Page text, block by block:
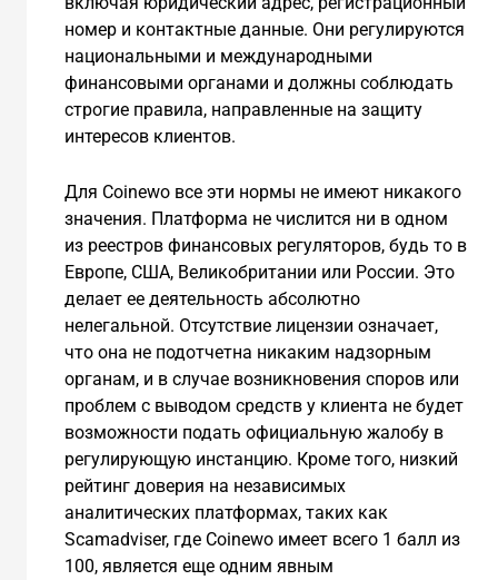
номер и контактные данные. Они регулируются
национальными и международными
финансовыми органами и должны соблюдать
строгие правила, направленные на защиту
интересов клиентов.
Для Coinewo все эти нормы не имеют никакого
значения. Платформа не числится ни в одном
из реестров финансовых регуляторов, будь то в
Европе, США, Великобритании или России. Это
делает ее деятельность абсолютно
нелегальной. Отсутствие лицензии означает,
что она не подотчетна никаким надзорным
органам, и в случае возникновения споров или
проблем с выводом средств у клиента не будет
возможности подать официальную жалобу в
регулирующую инстанцию. Кроме того, низкий
рейтинг доверия на независимых
аналитических платформах, таких как
Scamadviser, где Coinewo имеет всего 1 балл из
100, является еще одним явным